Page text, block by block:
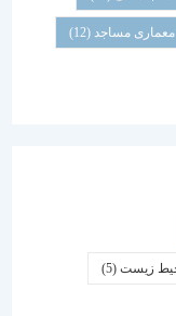
مساجد(12)
(5)